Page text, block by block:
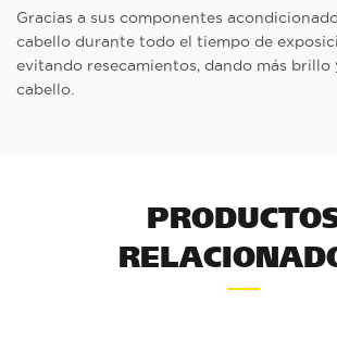
Gracias a sus componentes
cabello durante todo el tiempo de
evitando resecamientos, dando más brillo
cabello.